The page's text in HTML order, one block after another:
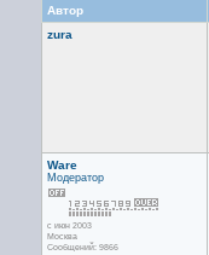
Автор
zura
Ware
Модератор
с июн 2003
Москва
Сообщений: 9866